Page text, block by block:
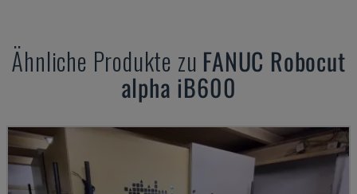
Ähnliche Produkte zu FANUC Robocut
alpha iB600